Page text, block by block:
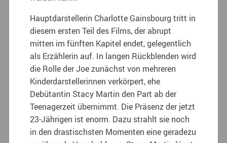
Hauptdarstellerin Charlotte Gainsbourg tritt in
diesem ersten Teil des Films, der abrupt
mitten im fünften Kapitel endet, gelegentlich
als Erzählerin auf. In langen Rückblenden wird
die Rolle der Joe zunächst von mehreren
Kinderdarstellerinnen verkörpert, ehe
Debütantin Stacy Martin den Part ab der
Teenagerzeit übernimmt. Die Präsenz der jetzt
23-Jährigen ist enorm. Dazu strahlt sie noch
in den drastischsten Momenten eine geradezu